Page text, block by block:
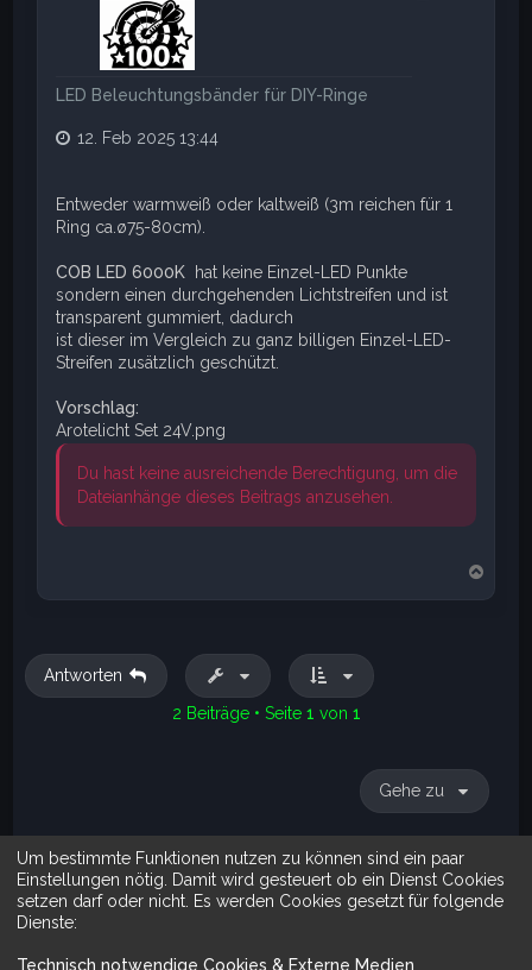
LED Beleuchtungsbänder für DIY-Ringe
12. Feb 2025 13:44
Entweder warmweiß oder kaltweiß (3m reichen für 1
Ring ca.ø75-80cm).
COB LED 6000K hat keine Einzel-LED Punkte
sondern einen durchgehenden Lichtstreifen und ist
transparent gummiert, dadurch
ist dieser im Vergleich zu ganz billigen Einzel-LED-
Streifen zusätzlich geschützt.
Vorschlag:
Arotelicht Set 24V.png
Du hast keine ausreichende Berechtigung, um die
Dateianhänge dieses Beitrags anzusehen.
a
Antworten
2 Beiträge • Seite 1 von 1
Gehe zu
SucheErweiterte Suche
Um bestimmte Funktionen nutzen zu können sind ein paar
Einstellungen nötig. Damit wird gesteuert ob ein Dienst Cookies
setzen darf oder nicht. Es werden Cookies gesetzt für folgende
Dienste:
Technisch notwendige Cookies & Externe Medien